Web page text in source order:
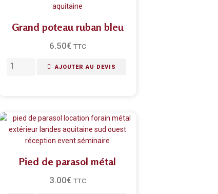
Grand poteau ruban bleu
6.50€ TTC
AJOUTER AU DEVIS
Pied de parasol métal
3.00€ TTC